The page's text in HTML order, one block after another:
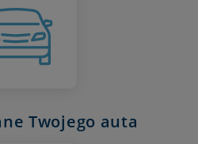
Twojego auta